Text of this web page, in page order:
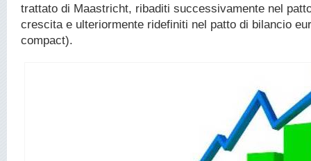
trattato di Maastricht, ribaditi successivamente nel
crescita e ulteriormente ridefiniti nel patto di bilancio
compact).